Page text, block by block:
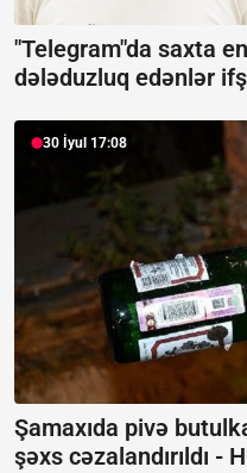
"Telegram"da saxta
dələduzluq edənlər
30 İyul 17:08
Şamaxıda pivə
şəxs cəzalandırıldı -